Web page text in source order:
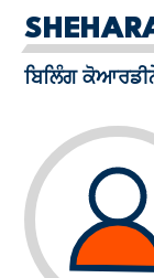
ਬਿਲਿੰਗ